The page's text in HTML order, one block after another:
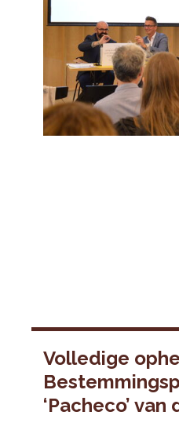
Volledige
‘Pacheco’